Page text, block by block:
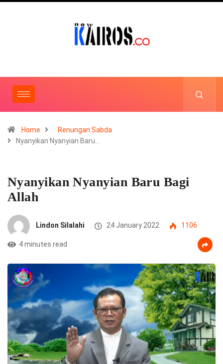
Home
Renungan Sabda
Nyanyikan Nyanyian Baru…
Nyanyikan Nyanyian Baru Bagi
Allah
Lindon Silalahi 24 January 2022 1106
4 minutes read